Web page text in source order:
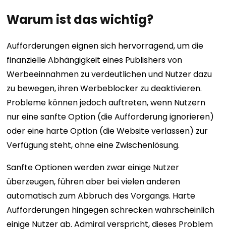
Warum ist das wichtig?
Aufforderungen eignen sich hervorragend, um die
finanzielle Abhängigkeit eines Publishers von
Werbeeinnahmen zu verdeutlichen und Nutzer dazu
zu bewegen, ihren Werbeblocker zu deaktivieren.
Probleme können jedoch auftreten, wenn Nutzern
nur eine sanfte Option (die Aufforderung ignorieren)
oder eine harte Option (die Website verlassen) zur
Verfügung steht, ohne eine Zwischenlösung.
Sanfte Optionen werden zwar einige Nutzer
überzeugen, führen aber bei vielen anderen
automatisch zum Abbruch des Vorgangs. Harte
Aufforderungen hingegen schrecken wahrscheinlich
einige Nutzer ab. Admiral verspricht, dieses Problem